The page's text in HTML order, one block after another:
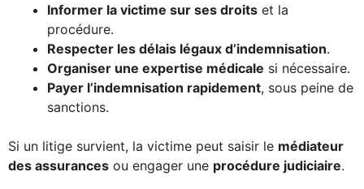
Informer la victime sur ses droits et la
procédure.
Respecter les délais légaux d’indemnisation.
Organiser une expertise médicale si nécessaire.
Payer l’indemnisation rapidement, sous peine de
sanctions.
Si un litige survient, la victime peut saisir le médiateur
des assurances ou engager une procédure judiciaire.